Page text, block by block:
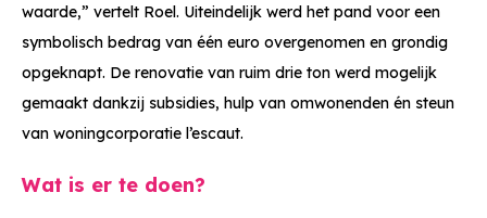
waarde,” vertelt Roel. Uiteindelijk werd het pand voor een
symbolisch bedrag van één euro overgenomen en grondig
opgeknapt. De renovatie van ruim drie ton werd mogelijk
gemaakt dankzij subsidies, hulp van omwonenden én steun
van woningcorporatie l’escaut.
Wat is er te doen?